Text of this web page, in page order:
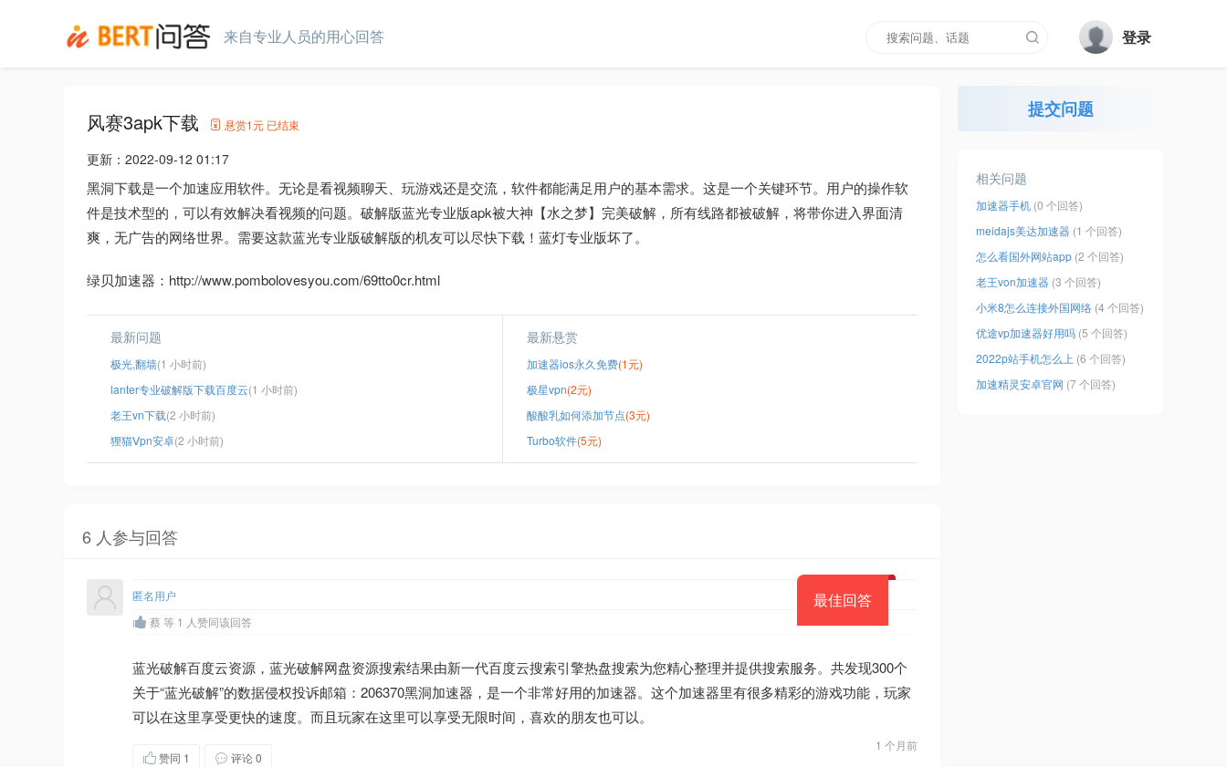
来自专业人员的用心回答 登录
风赛3apk下载 悬赏1元 已结束
更新： 2022-09-12 01:17
黑洞下载是一个加速应用软件。无论是看视频聊天、玩游戏还是交流，软件都能满足用户的基本需求。这是一个关键环节。用户的操作软
件是技术型的，可以有效解决看视频的问题。破解版蓝光专业版apk被大神【水之梦】完美破解，所有线路都被破解，将带你进入界面清
爽，无广告的网络世界。需要这款蓝光专业版破解版的机友可以尽快下载！蓝灯专业版坏了。
绿贝加速器：http://www.pombolovesyou.com/69tto0cr.html
最新问题
极光,翻墙(1 小时前)
lanter专业破解版下载百度云(1 小时前)
老王vn下载(2 小时前)
狸猫Ⅴpn安卓(2 小时前)
最新悬赏
加速器ios永久免费(1元)
极星vpn(2元)
酸酸乳如何添加节点(3元)
Turbo软件(5元)
6 人参与回答
最佳回答
匿名用户
蔡 等 1 人赞同该回答
蓝光破解百度云资源，蓝光破解网盘资源搜索结果由新一代百度云搜索引擎热盘搜索为您精心整理并提供搜索服务。共发现300个
关于“蓝光破解”的数据侵权投诉邮箱：206370黑洞加速器，是一个非常好用的加速器。这个加速器里有很多精彩的游戏功能，玩家
可以在这里享受更快的速度。而且玩家在这里可以享受无限时间，喜欢的朋友也可以。
1 个月前
赞同 1 评论 0
提交问题
相关问题
加速器手机 (0 个回答)
meidajs美达加速器 (1 个回答)
怎么看国外网站app (2 个回答)
老王von加速器 (3 个回答)
小米8怎么连接外国网络 (4 个回答)
优途vp加速器好用吗 (5 个回答)
2022p站手机怎么上 (6 个回答)
加速精灵安卓官网 (7 个回答)